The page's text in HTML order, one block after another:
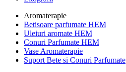
Aromaterapie
Betisoare parfumate HEM
Uleiuri aromate HEM
Conuri Parfumate HEM
Vase Aromaterapie
Suport Bete si Conuri Parfumate